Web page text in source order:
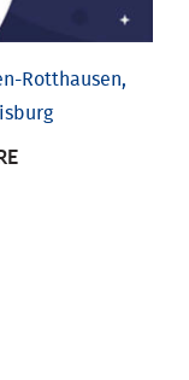
Rotthausen,